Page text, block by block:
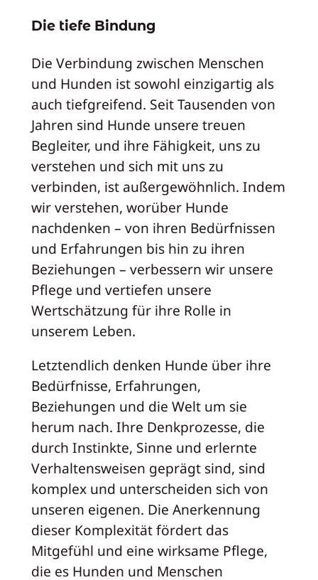
Die tiefe Bindung
Die Verbindung zwischen Menschen
und Hunden ist sowohl einzigartig als
auch tiefgreifend. Seit Tausenden von
Jahren sind Hunde unsere treuen
Begleiter, und ihre Fähigkeit, uns zu
verstehen und sich mit uns zu
verbinden, ist außergewöhnlich. Indem
wir verstehen, worüber Hunde
nachdenken – von ihren Bedürfnissen
und Erfahrungen bis hin zu ihren
Beziehungen – verbessern wir unsere
Pflege und vertiefen unsere
Wertschätzung für ihre Rolle in
unserem Leben.
Letztendlich denken Hunde über ihre
Bedürfnisse, Erfahrungen,
Beziehungen und die Welt um sie
herum nach. Ihre Denkprozesse, die
durch Instinkte, Sinne und erlernte
Verhaltensweisen geprägt sind, sind
komplex und unterscheiden sich von
unseren eigenen. Die Anerkennung
dieser Komplexität fördert das
Mitgefühl und eine wirksame Pflege,
die es Hunden und Menschen